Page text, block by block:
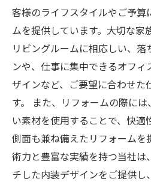
客様のライフスタイルやご予算
ムを提供しています。大切な家
リビングルームに相応しい、
ンや、仕事に集中できるオフ
ザインなど、ご要望に合わせた
す。 また、リフォームの際に
い素材を使用することで、快適
側面も兼ね備えたリフォームを
術力と豊富な実績を持つ当社は
チした内装デザインをご提供